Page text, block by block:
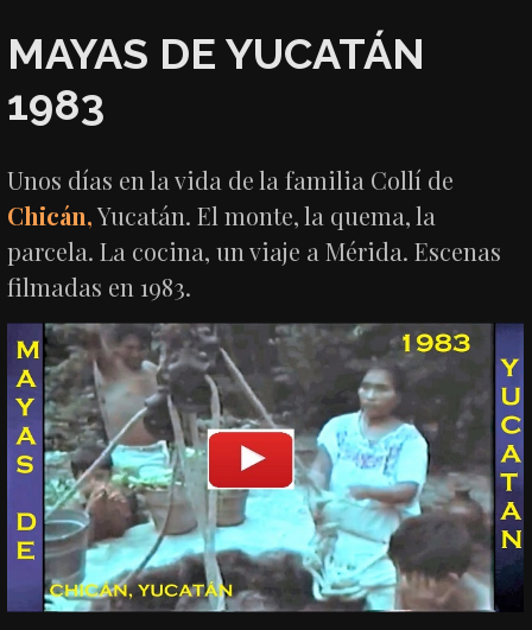
MAYAS DE YUCATÁN
1983
Unos días en la vida de la familia Collí de
Chicán,Yucatán. El monte, la quema, la
parcela. La cocina, un viaje a Mérida. Escenas
filmadas en 1983.